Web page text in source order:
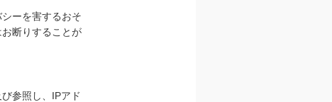
ーを害するおそ
断りすることが
参照し、IPアド